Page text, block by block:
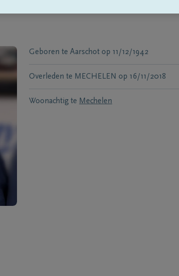
Geboren te Aarschot op 11/12/1942
Overleden te MECHELEN op 16/11/2018
Woonachtig te Mechelen